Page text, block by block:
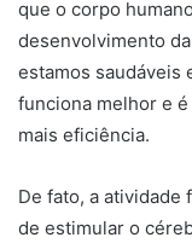
que o corpo
desenvolvimento
estamos saudáveis
funciona melhor e
mais eficiência.
De fato, a atividade
de estimular o